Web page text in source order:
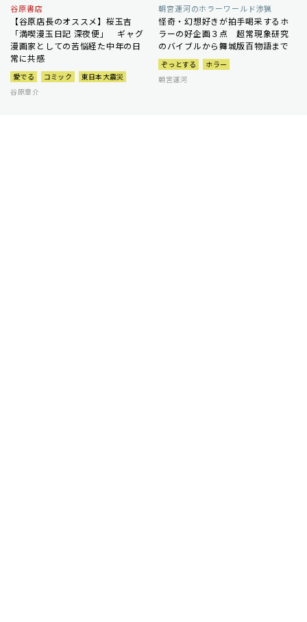
谷原書店
【谷原店長のオススメ】桜玉吉
「満喫漫玉日記 深夜便」 ギャグ
漫画家としての苦悩経た中年の日
常に共感
愛でる コミック
東日本大震災
谷原章介
朝宮運河のホラーワールド渉猟
怪奇・幻想好きが拍手喝采するホ
ラーの好企画３点 超常現象研究
のバイブルから舞城版百物語まで
ぞっとする
ホラー
朝宮運河